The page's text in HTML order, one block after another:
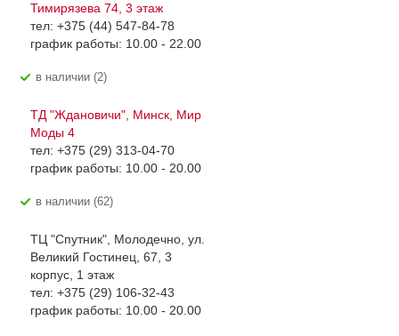
Тимирязева 74, 3 этаж
тел: +375 (44) 547-84-78
график работы: 10.00 - 22.00
В наличии (2)
ТД "Ждановичи", Минск, Мир
Моды 4
тел: +375 (29) 313-04-70
график работы: 10.00 - 20.00
В наличии (62)
ТЦ "Спутник", Молодечно, ул.
Великий Гостинец, 67, 3
корпус, 1 этаж
тел: +375 (29) 106-32-43
график работы: 10.00 - 20.00